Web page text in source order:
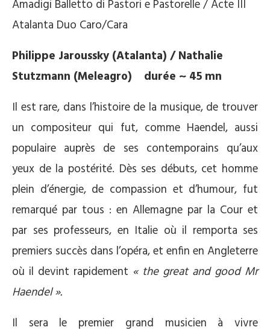
Amadigi Balletto di Pastori e Pastorelle / Acte III
Atalanta Duo Caro/Cara
Philippe Jaroussky (Atalanta) / Nathalie
Stutzmann (Meleagro) durée ~ 45 mn
Il est rare, dans l’histoire de la musique, de trouver
un compositeur qui fut, comme Haendel, aussi
populaire auprès de ses contemporains qu’aux
yeux de la postérité. Dès ses débuts, cet homme
plein d’énergie, de compassion et d’humour, fut
remarqué par tous : en Allemagne par la Cour et
par ses professeurs, en Italie où il remporta ses
premiers succès dans l’opéra, et enfin en Angleterre
où il devint rapidement « the great and good Mr
Haendel ».
Il sera le premier grand musicien à vivre